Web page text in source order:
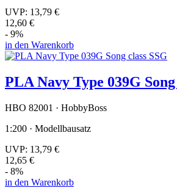
UVP: 13,79 €
12,60 €
- 9%
in den Warenkorb
PLA Navy Type 039G Song
HBO 82001 · HobbyBoss
1:200 · Modellbausatz
UVP: 13,79 €
12,65 €
- 8%
in den Warenkorb